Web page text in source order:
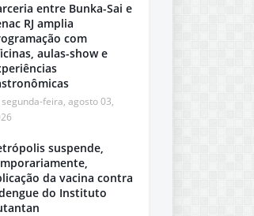
entre Bunka-Sai e
RJ amplia
com
aulas-show e
segunda-feira, agosto 03,
suspende,
da vacina contra
do Instituto